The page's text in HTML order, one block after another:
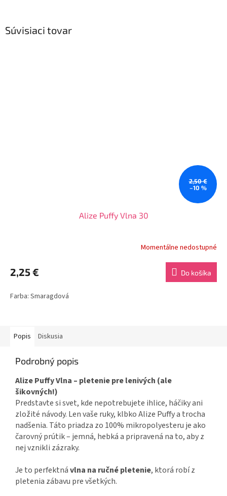
Súvisiaci tovar
2,50 €
–10 %
Alize Puffy Vlna 30
Momentálne nedostupné
2,25 € Do košíka
Farba: Smaragdová
Popis Diskusia
Podrobný popis
Alize Puffy Vlna – pletenie pre lenivých (ale
šikovných!)
Predstavte si svet, kde nepotrebujete ihlice, háčiky ani
zložité návody. Len vaše ruky, klbko Alize Puffy a trocha
nadšenia. Táto priadza zo 100% mikropolyesteru je ako
čarovný prútik – jemná, hebká a pripravená na to, aby z
nej vznikli zázraky.
Je to perfektnávlna na ručné pletenie, ktorá robí z
pletenia zábavu pre všetkých.